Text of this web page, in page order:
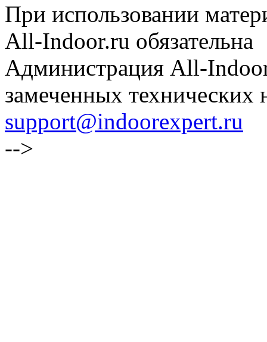
При использовании
All-Indoor.ru обязательна
Администрация All-
замеченных технических
support@indoorexpert.ru
-->